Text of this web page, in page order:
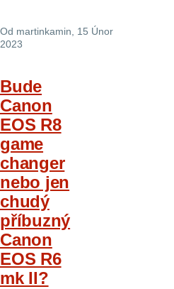
Od martinkamin , 15 Únor
2023
Bude
Canon
EOS R8
game
changer
nebo jen
chudý
příbuzný
Canon
EOS R6
mk II?